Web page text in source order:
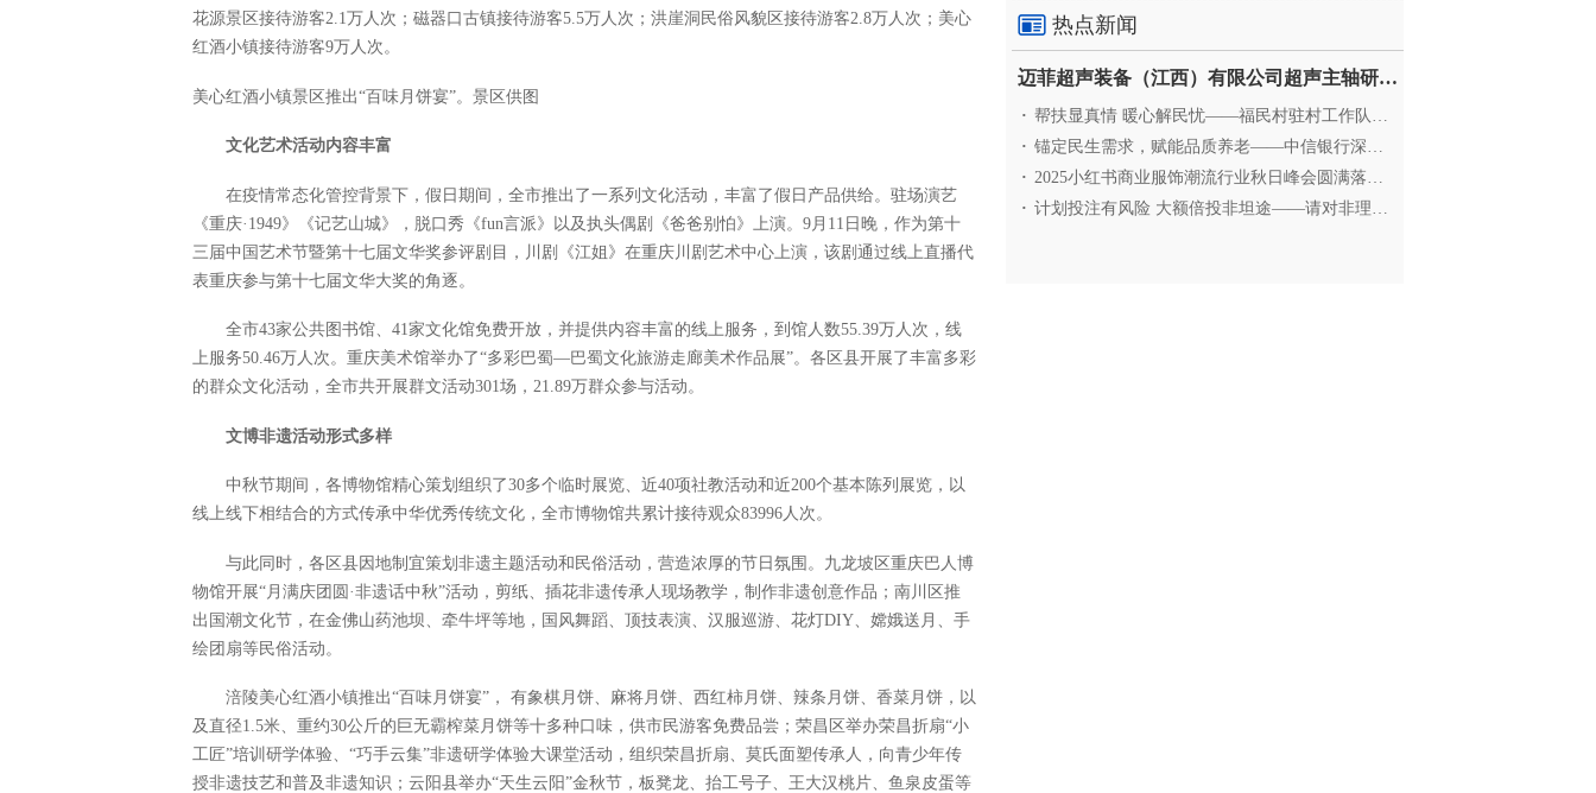
花源景区接待游客2.1万人次；磁器口古镇接待游客5.5万人次；洪崖洞民俗风貌区接待游客2.8万人次；美心
红酒小镇接待游客9万人次。
美心红酒小镇景区推出“百味月饼宴”。景区供图
文化艺术活动内容丰富
在疫情常态化管控背景下，假日期间，全市推出了一系列文化活动，丰富了假日产品供给。驻场演艺
《重庆·1949》《记艺山城》，脱口秀《fun言派》以及执头偶剧《爸爸别怕》上演。9月11日晚，作为第十
三届中国艺术节暨第十七届文华奖参评剧目，川剧《江姐》在重庆川剧艺术中心上演，该剧通过线上直播代
表重庆参与第十七届文华大奖的角逐。
全市43家公共图书馆、41家文化馆免费开放，并提供内容丰富的线上服务，到馆人数55.39万人次，线
上服务50.46万人次。重庆美术馆举办了“多彩巴蜀—巴蜀文化旅游走廊美术作品展”。各区县开展了丰富多彩
的群众文化活动，全市共开展群文活动301场，21.89万群众参与活动。
文博非遗活动形式多样
中秋节期间，各博物馆精心策划组织了30多个临时展览、近40项社教活动和近200个基本陈列展览，以
线上线下相结合的方式传承中华优秀传统文化，全市博物馆共累计接待观众83996人次。
与此同时，各区县因地制宜策划非遗主题活动和民俗活动，营造浓厚的节日氛围。九龙坡区重庆巴人博
物馆开展“月满庆团圆·非遗话中秋”活动，剪纸、插花非遗传承人现场教学，制作非遗创意作品；南川区推
出国潮文化节，在金佛山药池坝、牵牛坪等地，国风舞蹈、顶技表演、汉服巡游、花灯DIY、嫦娥送月、手
绘团扇等民俗活动。
涪陵美心红酒小镇推出“百味月饼宴”， 有象棋月饼、麻将月饼、西红柿月饼、辣条月饼、香菜月饼，以
及直径1.5米、重约30公斤的巨无霸榨菜月饼等十多种口味，供市民游客免费品尝；荣昌区举办荣昌折扇“小
工匠”培训研学体验、“巧手云集”非遗研学体验大课堂活动，组织荣昌折扇、莫氏面塑传承人，向青少年传
授非遗技艺和普及非遗知识；云阳县举办“天生云阳”金秋节，板凳龙、抬工号子、王大汉桃片、鱼泉皮蛋等
热点新闻
迈菲超声装备（江西）有限公司超声主轴研发和生产项
· 帮扶显真情 暖心解民忧——福民村驻村工作队与村委心系
· 锚定民生需求，赋能品质养老——中信银行深圳分行养老
· 2025小红书商业服饰潮流行业秋日峰会圆满落幕，携手
· 计划投注有风险 大额倍投非坦途——请对非理性购彩说“